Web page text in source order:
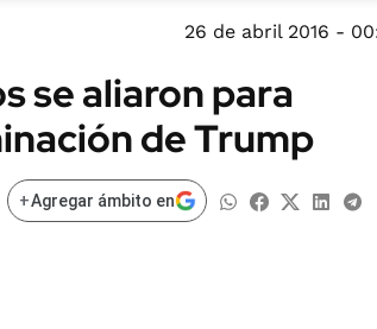
MÉXICO
MUNDO
INFORMACIÓN
26 de abril 2016 -
se aliaron para
de Trump
+Agregar ámbito en